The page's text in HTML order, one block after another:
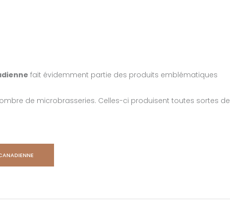
fait évidemment partie des produits emblématiques
de microbrasseries. Celles-ci produisent toutes sortes de